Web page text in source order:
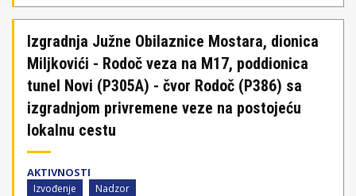
Izgradnja Južne Obilaznice Mostara, dionica
Miljkovići - Rodoč veza na M17, poddionica
tunel Novi (P305A) - čvor Rodoč (P386) sa
izgradnjom privremene veze na postojeću
lokalnu cestu
AKTIVNOSTI
Izvođenje Nadzor